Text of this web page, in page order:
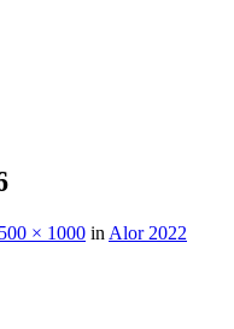
× 1000 in Alor 2022